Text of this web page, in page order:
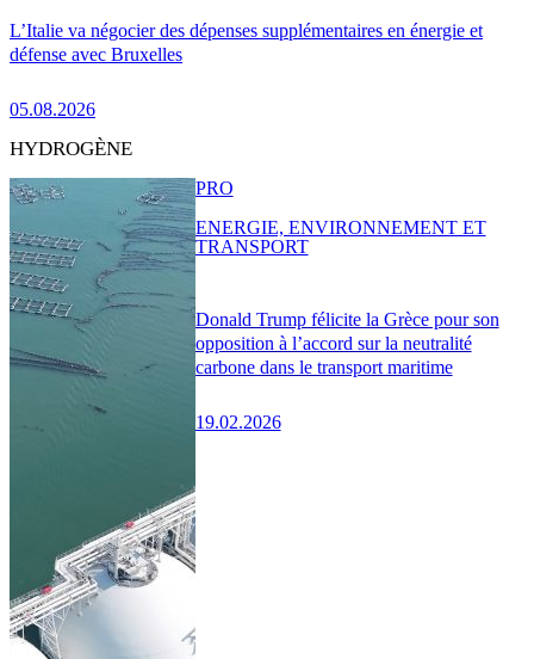
L’Italie va négocier des dépenses supplémentaires en énergie et
défense avec Bruxelles
05.08.2026
HYDROGÈNE
Donald Trump félicite la Grèce pour son
opposition à l’accord sur la neutralité
carbone dans le transport maritime
19.02.2026
PRO
ENERGIE, ENVIRONNEMENT ET
TRANSPORT